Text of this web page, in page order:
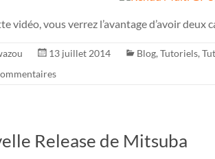
vidéo, vous verrez l’avantage d’avoir deux
13 juillet 2014 Blog, Tutoriels,
Release de Mitsuba